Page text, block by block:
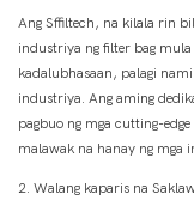
Ang Sffiltech, na kilala rin
industriya ng filter bag
kadalubhasaan, palagi
industriya. Ang aming
pagbuo ng mga cutting-
malawak na hanay ng mga
2. Walang kaparis na